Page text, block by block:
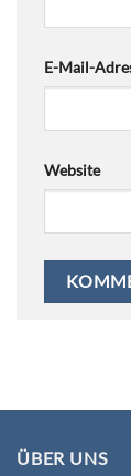
E-Mail-
Website
ÜBER UNS